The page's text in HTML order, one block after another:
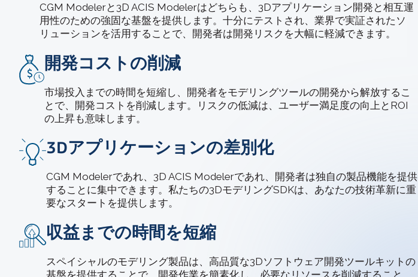
CGM Modelerと3D ACIS Modelerはどちらも、3Dアプリケーション開発と相互運
用性のための強固な基盤を提供します。十分にテストされ、業界で実証されたソ
リューションを活用することで、開発者は開発リスクを大幅に軽減できます。
開発コストの削減
市場投入までの時間を短縮し、開発者をモデリングツールの開発から解放するこ
とで、開発コストを削減します。リスクの低減は、ユーザー満足度の向上とROI
の上昇も意味します。
3Dアプリケーションの差別化
CGM Modelerであれ、3D ACIS Modelerであれ、開発者は独自の製品機能を提供
することに集中できます。私たちの3DモデリングSDKは、あなたの技術革新に重
要なスタートを提供します。
収益までの時間を短縮
スペイシャルのモデリング製品は、高品質な3Dソフトウェア開発ツールキットの
基盤を提供することで、開発作業を簡素化し、必要なリソースを削減すること